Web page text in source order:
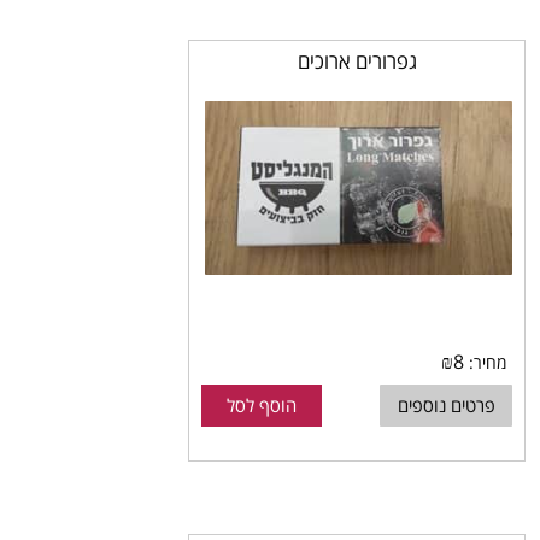
גפרורים ארוכים
מחיר: ₪8
פרטים נוספים הוסף לסל